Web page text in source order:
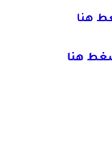
هنا
هنا